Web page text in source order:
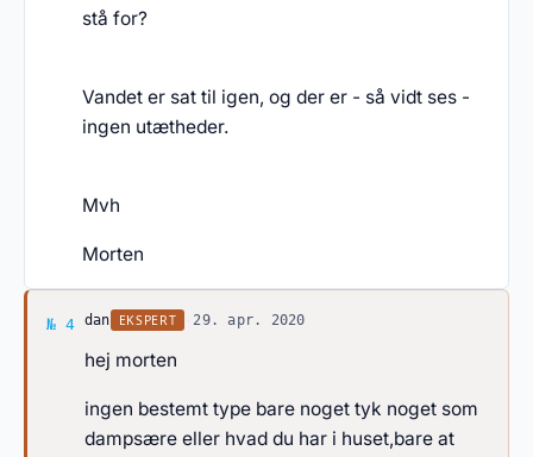
stå for?
Vandet er sat til igen, og der er - så vidt ses -
ingen utætheder.
Mvh
Morten
№ 4 Svar af dan
dan EKSPERT 29. apr. 2020
hej morten
ingen bestemt type bare noget tyk noget som
dampsære eller hvad du har i huset,bare at